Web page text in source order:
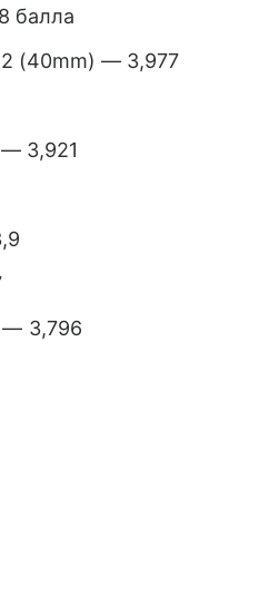
балла
2 (40mm) — 3,977
3,921
— 3,796